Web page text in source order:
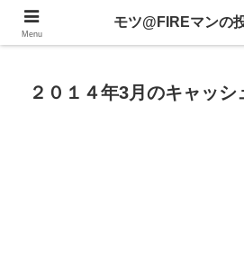
不動産、投資信託、暗号資産、株式、
２０１４年3月のキャッシ
Menu
モツ@FIREマンの